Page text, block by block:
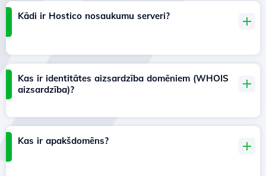
Kādi ir Hostico nosaukumu serveri?
Kas ir identitātes aizsardzība domēniem (WHOIS
aizsardzība)?
Kas ir apakšdomēns?